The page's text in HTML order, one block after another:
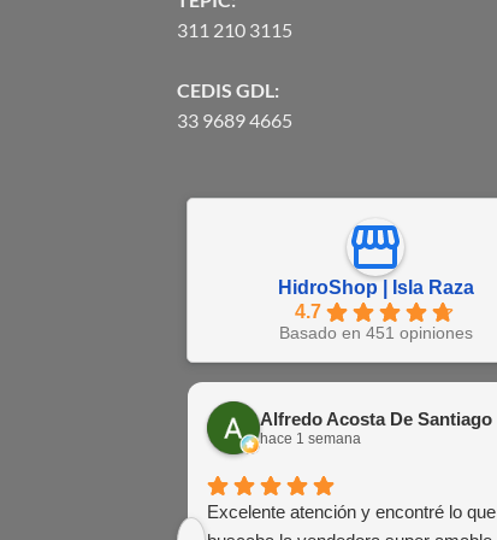
311 210 3115
CEDIS GDL:
33 9689 4665
HidroShop | Isla Raza
4.7
Basado en 451 opiniones
Alfredo Acosta De Santiago
hace 1 semana
Excelente atención y encontré lo que